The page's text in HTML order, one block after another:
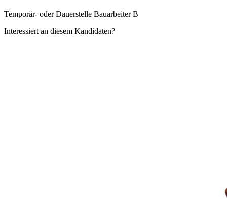
Temporär- oder Dauerstelle Bauarbeiter B
Interessiert an diesem Kandidaten?